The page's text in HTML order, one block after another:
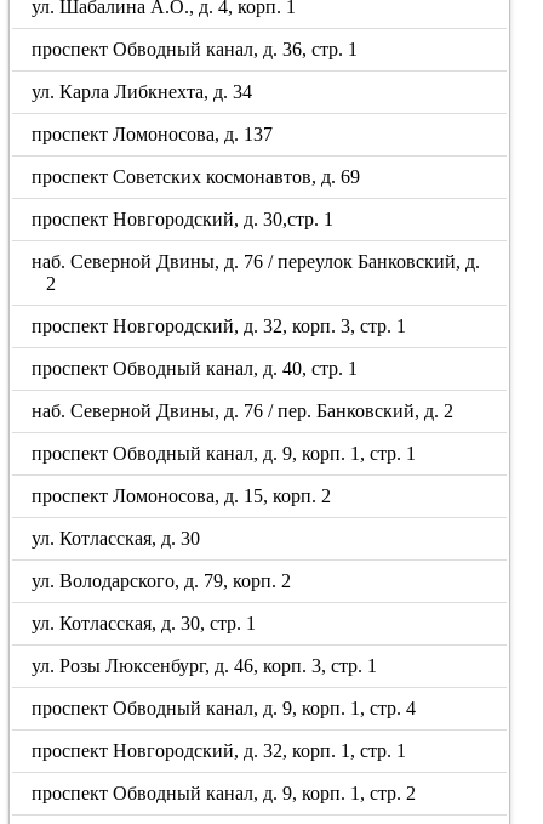
ул. Шабалина А.О., д. 4, корп. 1
проспект Обводный канал, д. 36, стр. 1
ул. Карла Либкнехта, д. 34
проспект Ломоносова, д. 137
проспект Советских космонавтов, д. 69
проспект Новгородский, д. 30,стр. 1
наб. Северной Двины, д. 76 / переулок Банковский, д.
2
проспект Новгородский, д. 32, корп. 3, стр. 1
проспект Обводный канал, д. 40, стр. 1
наб. Северной Двины, д. 76 / пер. Банковский, д. 2
проспект Обводный канал, д. 9, корп. 1, стр. 1
проспект Ломоносова, д. 15, корп. 2
ул. Котласская, д. 30
ул. Володарского, д. 79, корп. 2
ул. Котласская, д. 30, стр. 1
ул. Розы Люксенбург, д. 46, корп. 3, стр. 1
проспект Обводный канал, д. 9, корп. 1, стр. 4
проспект Новгородский, д. 32, корп. 1, стр. 1
проспект Обводный канал, д. 9, корп. 1, стр. 2